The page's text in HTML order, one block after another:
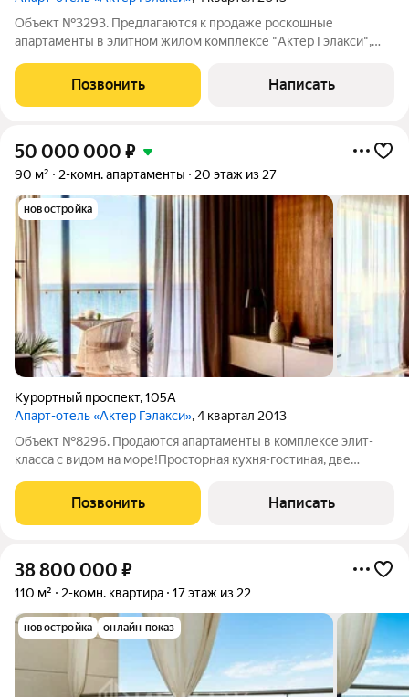
Объект №3293. Предлагаются к продаже роскошные
апартаменты в элитном жилом комплексе "Актер Гэлакси",
близость к природе и развитую инфраструктуру. Комплекс
представляет собой оазис спокойствия и
Позвонить Написать
50 000 000 ₽
90 м² 2-комн. апартаменты 20 этаж из 27
новостройка
Курортный проспект,105А
Апарт-отель «Актер Гэлакси», 4 квартал 2013
Объект №8296. Продаются апартаменты в комплексе элит-
класса с видом на море!Просторная кухня-гостиная, две
видом на море- звучит коротко, при этом: комплекс
расположен на первой береговой
Позвонить Написать
38 800 000 ₽
110 м² 2-комн. квартира 17 этаж из 22
новостройка онлайн показ